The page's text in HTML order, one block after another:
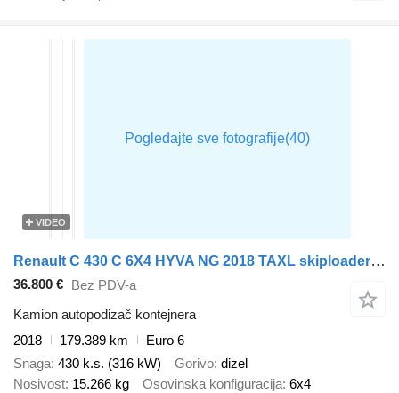
VIDEO
Renault C 430 C 6X4 HYVA NG 2018 TAXL skiploader 6x4 Big-Axle Automatic
36.800 € Bez PDV-a
Kamion autopodizač kontejnera
2018
179.389 km
Euro 6
Snaga 430 k.s. (316 kW) Gorivo dizel
Nosivost 15.266 kg Osovinska konfiguracija 6x4